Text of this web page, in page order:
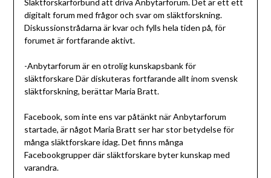
digitalt forum med frågor och svar om släktforskning.
Diskussionstrådarna är kvar och fylls hela tiden på, för
forumet är fortfarande aktivt.
-Anbytarforum är en otrolig kunskapsbank för
släktforskare Där diskuteras fortfarande allt inom svensk
släktforskning, berättar Maria Bratt.
Facebook, som inte ens var påtänkt när Anbytarforum
startade, är något Maria Bratt ser har stor betydelse för
många släktforskare idag. Det finns många
Facebookgrupper där släktforskare byter kunskap med
varandra.